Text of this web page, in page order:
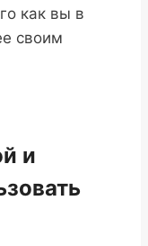
как вы в
своим
и